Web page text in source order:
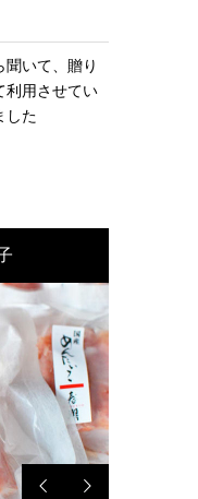
聞いて、贈り
利用させてい
した